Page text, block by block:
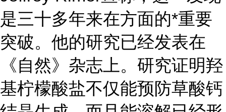
是三十多年来在方面的*重要
突破。他的研究已经发表在
《自然》杂志上。研究证明羟
基柠檬酸盐不仅能预防草酸钙